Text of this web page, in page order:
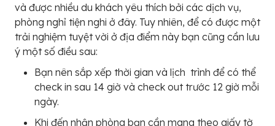
và được nhiều du khách yêu thích bởi các dịch vụ,
phòng nghỉ tiện nghi ở đây. Tuy nhiên, để có được một
trải nghiệm tuyệt vời ở địa điểm này bạn cũng cần lưu
ý một số điều sau:
Bạn nên sắp xếp thời gian và lịch trình để có thể
check in sau 14 giờ và check out trước 12 giờ mỗi
ngày.
Khi đến nhận phòng bạn cần mang theo giấy tờ